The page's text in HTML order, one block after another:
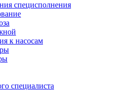
специсполнения
к насосам
специалиста